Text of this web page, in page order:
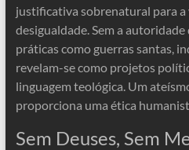
justificativa sobrenatural para a
desigualdade. Sem a
práticas como guerras santas,
revelam-se como projetos
linguagem teológica. Um
proporciona uma ética
Sem Deuses, Sem